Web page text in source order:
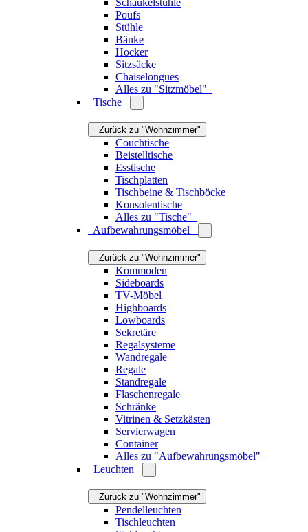
Pendelleuchten
Tischleuchten
Stehleuchten
Wandleuchten
Deckenleuchten
Bodenleuchten
Akkuleuchten
Lampenschirme
Leuchtmittel
Organisation
Zurück zu "Wohnzimmer"
Aufbewahrungskörbe
Aufbewahrungsboxen
Türstopper
Zeitschriftenhalter
Buchstützen
Kabelorganisation
Alles zu "Organisation"
Tischdekoration
Zurück zu "Wohnzimmer"
Vasen
Dekofiguren
Tabletts
Dekoschalen
Obstschalen
Tischsets
Glasuntersetzer
Etageren
Servietten
Serviettenhalter
Serviettenringe
Raumdüfte
Aschenbecher
Designbücher
Wanddekoration
Zurück zu "Wohnzimmer"